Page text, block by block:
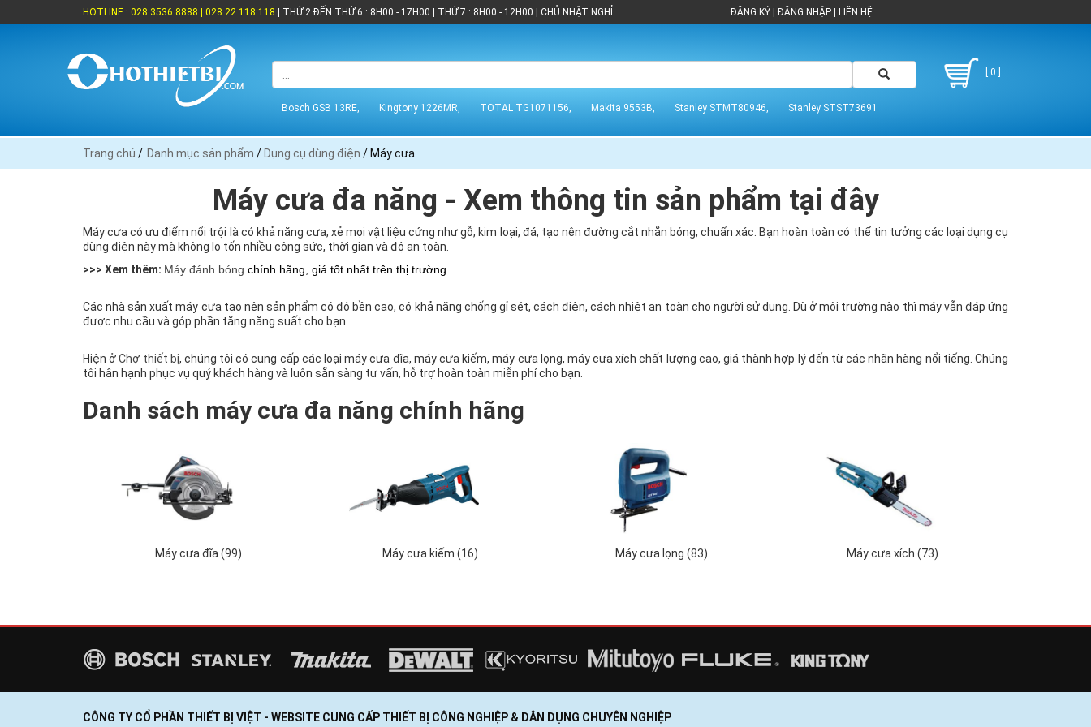
HOTLINE : 028 3536 8888 | 028 22 118 118 | THỨ 2 ĐẾN THỨ 6 : 8H00 - 17H00 | THỨ 7 : 8H00 - 12H00 | CHỦ NHẬT NGHỈ ĐĂNG KÝ ĐĂNG NHẬP LIÊN HỆ
Bosch GSB 13RE, Kingtony 1226MR, TOTAL TG1071156, Makita 9553B, Stanley STMT80946, Stanley STST73691
[ 0 ]
Trang chủ / Danh mục sản phẩm / Dụng cụ dùng điện / Máy cưa
Máy cưa đa năng - Xem thông tin sản phẩm tại đây
Máy cưa có ưu điểm nổi trội là có khả năng cưa, xẻ mọi vật liệu cứng như gỗ, kim loại, đá, tạo nên đường cắt nhẵn bóng, chuẩn xác. Bạn hoàn toàn có thể tin tưởng các loại dụng cụ
dùng điện này mà không lo tốn nhiều công sức, thời gian và độ an toàn.
>>> Xem thêm: Máy đánh bóng chính hãng, giá tốt nhất trên thị trường
Các nhà sản xuất máy cưa tạo nên sản phẩm có độ bền cao, có khả năng chống gỉ sét, cách điện, cách nhiệt an toàn cho người sử dụng. Dù ở môi trường nào thì máy vẫn đáp ứng
được nhu cầu và góp phần tăng năng suất cho bạn.
Hiện ởChợ thiết bị, chúng tôi có cung cấp các loại máy cưa đĩa, máy cưa kiếm, máy cưa lọng, máy cưa xích chất lượng cao, giá thành hợp lý đến từ các nhãn hàng nổi tiếng. Chúng
tôi hân hạnh phục vụ quý khách hàng và luôn sẵn sàng tư vấn, hỗ trợ hoàn toàn miễn phí cho bạn.
Danh sách máy cưa đa năng chính hãng
Máy cưa đĩa (99) Máy cưa kiếm (16) Máy cưa lọng (83) Máy cưa xích (73)
CÔNG TY CỔ PHẦN THIẾT BỊ VIỆT - WEBSITE CUNG CẤP THIẾT BỊ CÔNG NGHIỆP & DÂN DỤNG CHUYÊN NGHIỆP